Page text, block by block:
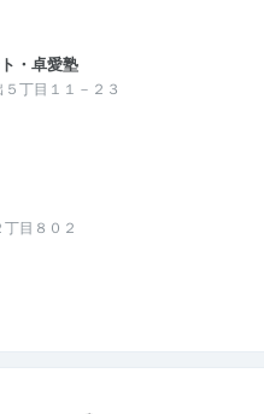
・卓愛塾
丁目１１－２３
目８０２